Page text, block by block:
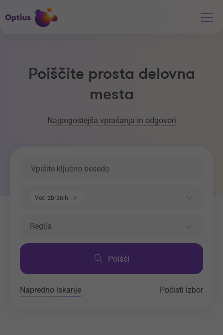
Poiščite prosta delovna
mesta
Najpogostejša vprašanja in odgovori
Vec izbranih
Regija
Poišči
Napredno iskanje Počisti izbor